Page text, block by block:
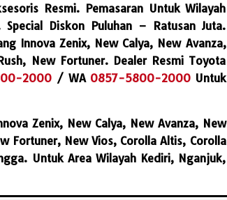
Resmi. Pemasaran Untuk Wilayah
Diskon Puluhan – Ratusan Juta.
Innova Zenix, New Calya, New Avanza,
New Fortuner. Dealer Resmi Toyota
2000/ WA 0857-5800-2000Untuk
Zenix, New Calya, New Avanza, New
Fortuner, New Vios, Corolla Altis, Corolla
Untuk Area Wilayah Kediri, Nganjuk,